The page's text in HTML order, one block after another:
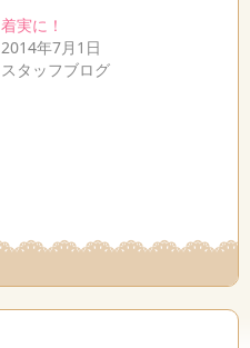
着実に！
2014年7月1日
スタッフブログ